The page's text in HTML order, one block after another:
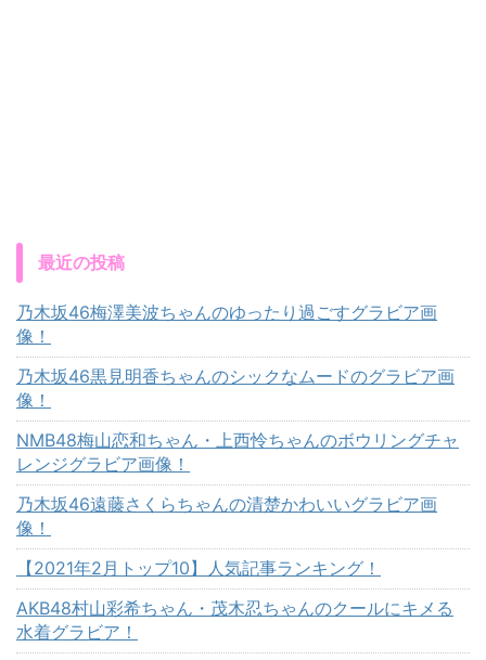
最近の投稿
乃木坂46梅澤美波ちゃんのゆったり過ごすグラビア画
像！
乃木坂46黒見明香ちゃんのシックなムードのグラビア画
像！
NMB48梅山恋和ちゃん・上西怜ちゃんのボウリングチャ
レンジグラビア画像！
乃木坂46遠藤さくらちゃんの清楚かわいいグラビア画
像！
【2021年2月トップ10】人気記事ランキング！
AKB48村山彩希ちゃん・茂木忍ちゃんのクールにキメる
水着グラビア！